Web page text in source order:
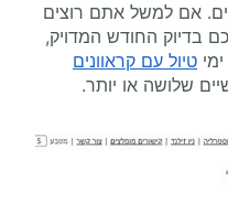
אם למשל אתם רוצים
לכם בדיוק החודש המדויק,
טיול עם קראוונים
שלושה או יותר.